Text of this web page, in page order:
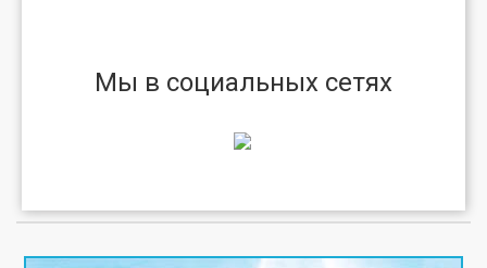
Мы в социальных сетях